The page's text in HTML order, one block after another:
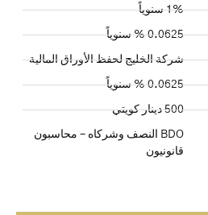
1% سنوياً
0.0625 % سنوياً
شركة الخليج لحفظ الأوراق المالية
0.0625 % سنوياً
500 دينار كويتي
BDO النصف وشركاه – محاسبون
قانونيون